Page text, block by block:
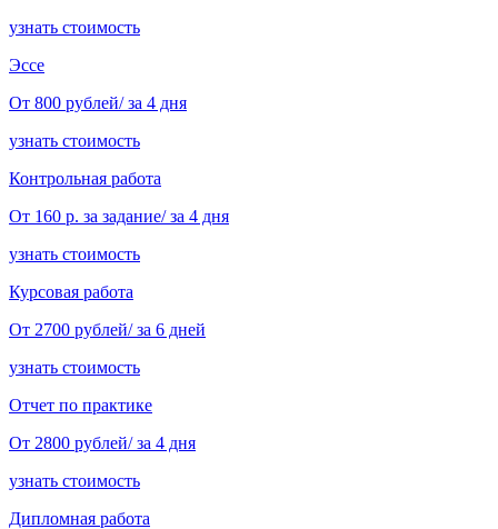
узнать стоимость
Эссе
От 800 рублей/ за 4 дня
узнать стоимость
Контрольная работа
От 160 р. за задание/ за 4 дня
узнать стоимость
Курсовая работа
От 2700 рублей/ за 6 дней
узнать стоимость
Отчет по практике
От 2800 рублей/ за 4 дня
узнать стоимость
Дипломная работа